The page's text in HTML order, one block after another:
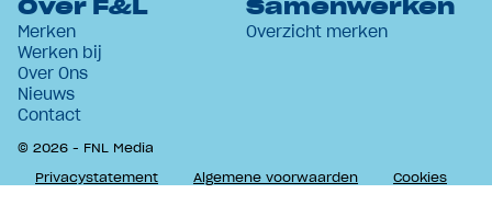
Over F&L
Merken
Werken bij
Over Ons
Nieuws
Contact
Samenwerken
Overzicht merken
© 2026 - FNL Media
Privacystatement
Algemene voorwaarden Cookies